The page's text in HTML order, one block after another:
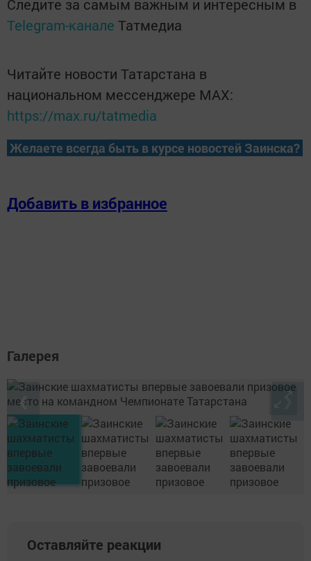
Следите за самым важным и интересным в
Telegram-канале Татмедиа
Читайте новости Татарстана в
национальном мессенджере MАХ:
https://max.ru/tatmedia
Желаете всегда быть в курсе новостей Заинска?
Добавить в избранное
Галерея
❮ ❯
Оставляйте реакции